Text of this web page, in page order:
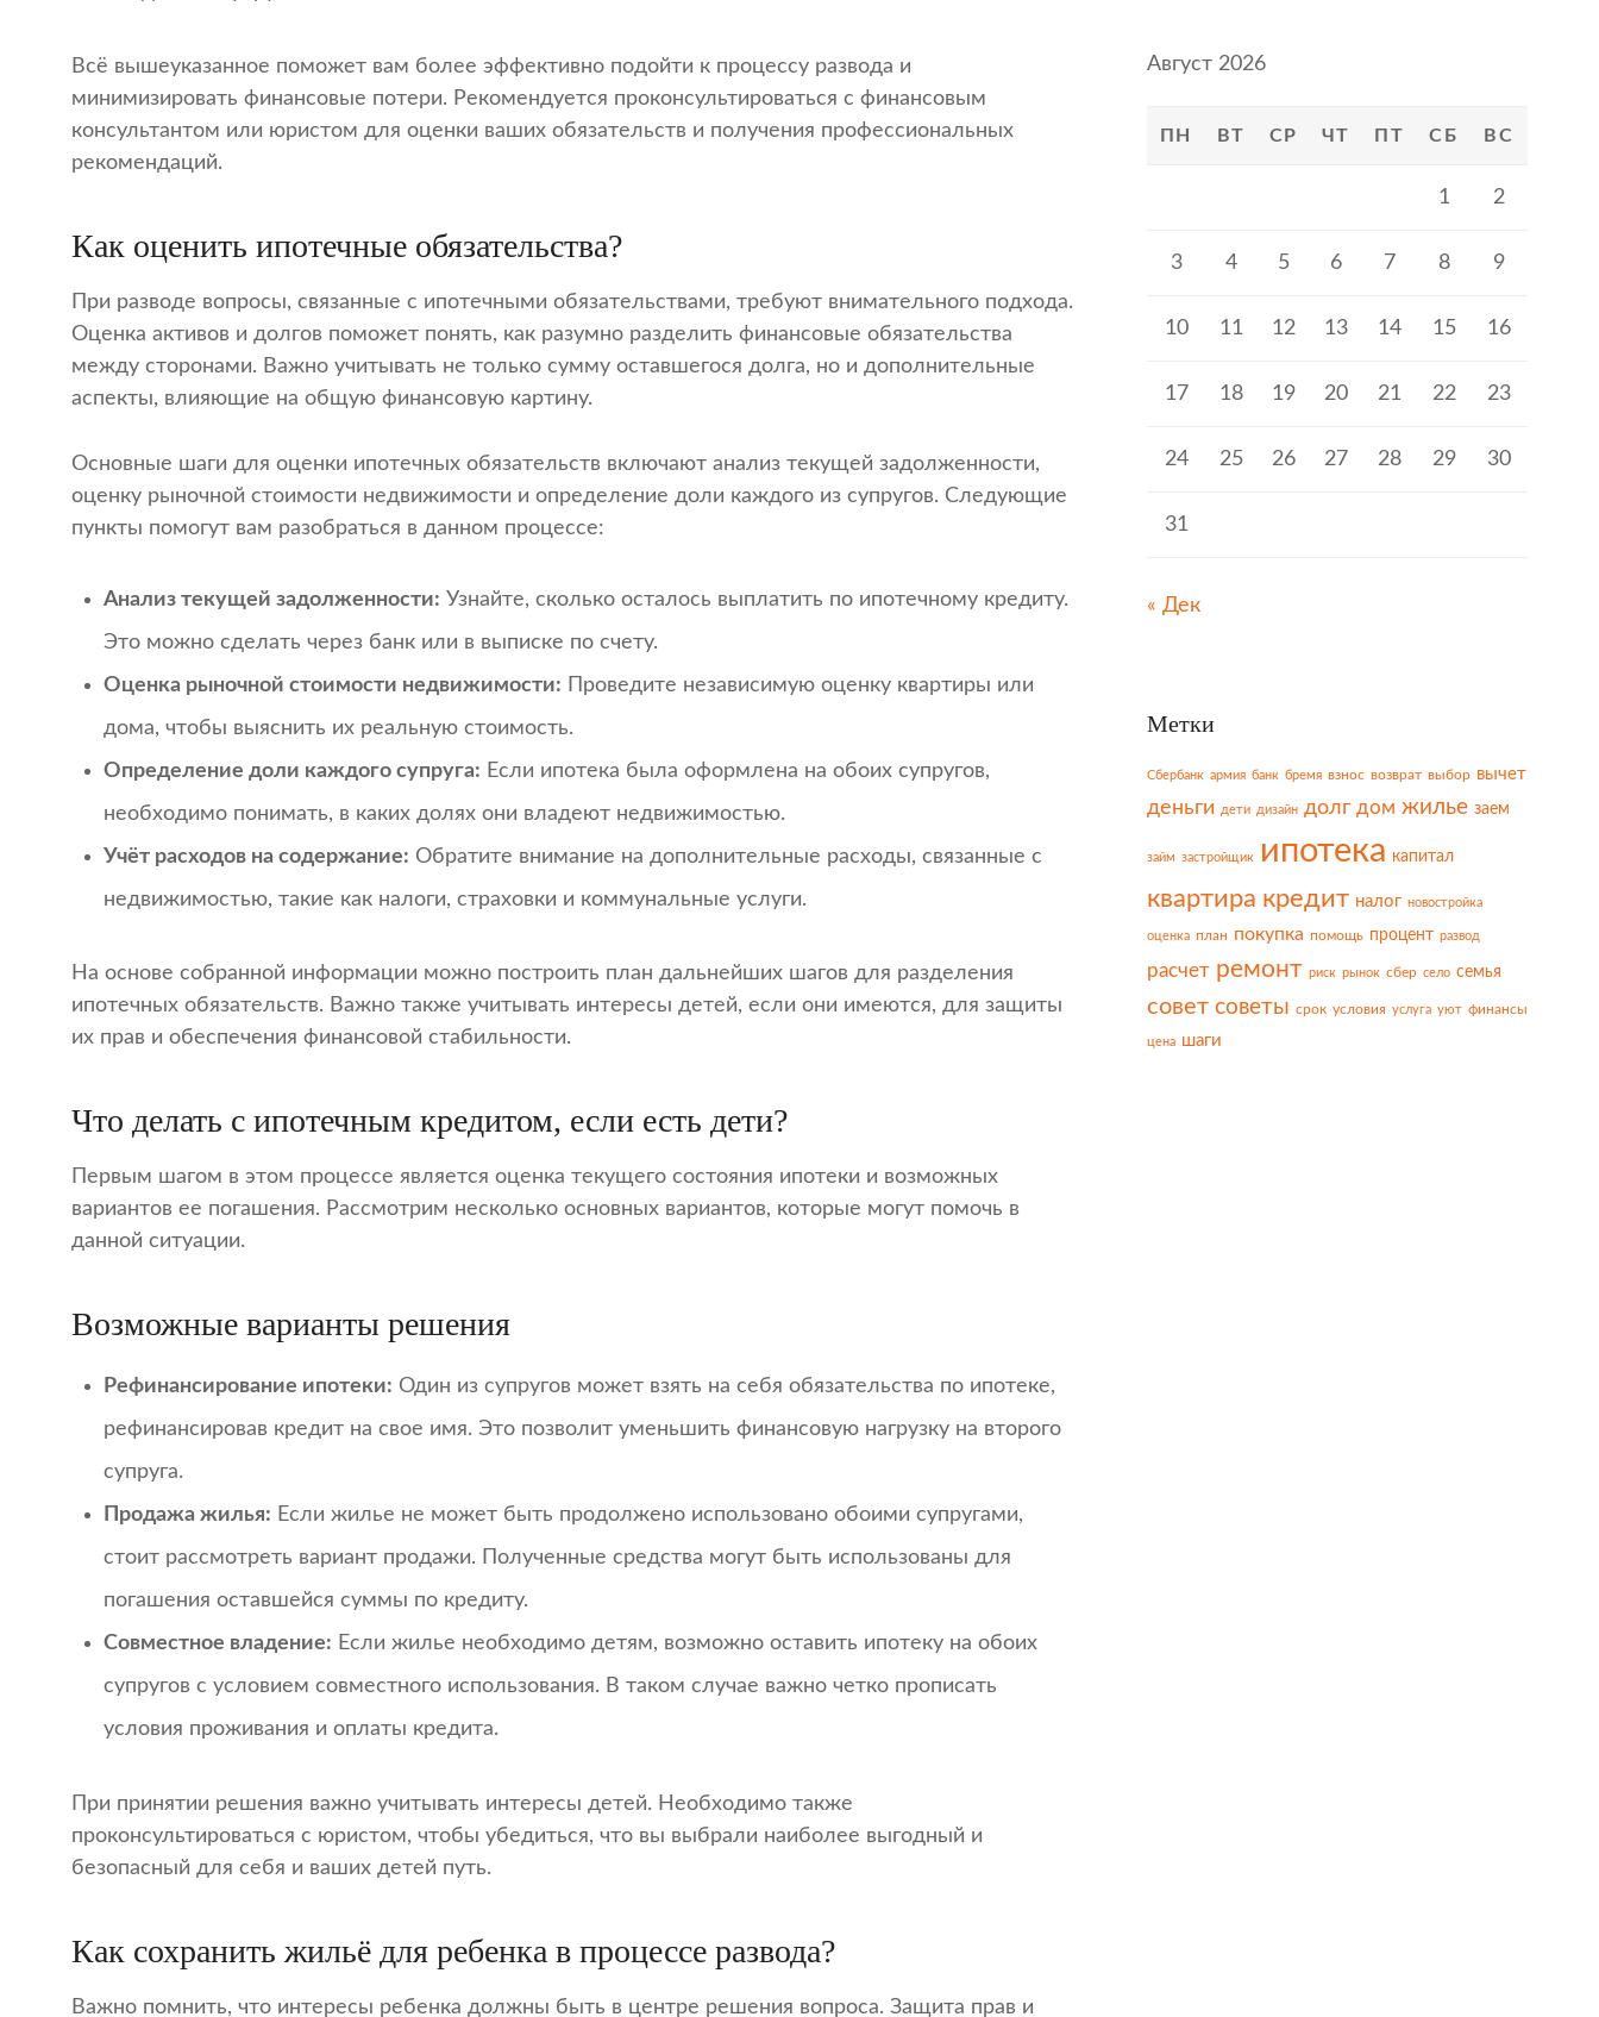
Всё вышеуказанное поможет вам более эффективно подойти к процессу развода и
минимизировать финансовые потери. Рекомендуется проконсультироваться с финансовым
консультантом или юристом для оценки ваших обязательств и получения профессиональных
рекомендаций.
Как оценить ипотечные обязательства?
При разводе вопросы, связанные с ипотечными обязательствами, требуют внимательного подхода.
Оценка активов и долгов поможет понять, как разумно разделить финансовые обязательства
между сторонами. Важно учитывать не только сумму оставшегося долга, но и дополнительные
аспекты, влияющие на общую финансовую картину.
Основные шаги для оценки ипотечных обязательств включают анализ текущей задолженности,
оценку рыночной стоимости недвижимости и определение доли каждого из супругов. Следующие
пункты помогут вам разобраться в данном процессе:
Анализ текущей задолженности: Узнайте, сколько осталось выплатить по ипотечному кредиту.
Это можно сделать через банк или в выписке по счету.
Оценка рыночной стоимости недвижимости: Проведите независимую оценку квартиры или
дома, чтобы выяснить их реальную стоимость.
Определение доли каждого супруга: Если ипотека была оформлена на обоих супругов,
необходимо понимать, в каких долях они владеют недвижимостью.
Учёт расходов на содержание: Обратите внимание на дополнительные расходы, связанные с
недвижимостью, такие как налоги, страховки и коммунальные услуги.
На основе собранной информации можно построить план дальнейших шагов для разделения
ипотечных обязательств. Важно также учитывать интересы детей, если они имеются, для защиты
их прав и обеспечения финансовой стабильности.
Что делать с ипотечным кредитом, если есть дети?
Первым шагом в этом процессе является оценка текущего состояния ипотеки и возможных
вариантов ее погашения. Рассмотрим несколько основных вариантов, которые могут помочь в
данной ситуации.
Возможные варианты решения
Рефинансирование ипотеки: Один из супругов может взять на себя обязательства по ипотеке,
рефинансировав кредит на свое имя. Это позволит уменьшить финансовую нагрузку на второго
супруга.
Продажа жилья: Если жилье не может быть продолжено использовано обоими супругами,
стоит рассмотреть вариант продажи. Полученные средства могут быть использованы для
погашения оставшейся суммы по кредиту.
Совместное владение: Если жилье необходимо детям, возможно оставить ипотеку на обоих
супругов с условием совместного использования. В таком случае важно четко прописать
условия проживания и оплаты кредита.
При принятии решения важно учитывать интересы детей. Необходимо также
проконсультироваться с юристом, чтобы убедиться, что вы выбрали наиболее выгодный и
безопасный для себя и ваших детей путь.
Как сохранить жильё для ребенка в процессе развода?
Важно помнить, что интересы ребенка должны быть в центре решения вопроса. Защита прав и
Август 2026
ПН ВТ СР ЧТ ПТ СБ ВС
1 2
3 4 5 6 7 8 9
10 11 12 13 14 15 16
17 18 19 20 21 22 23
24 25 26 27 28 29 30
31
« Дек
Метки
Сбербанк армия банк бремя взнос возврат выбор вычет
деньги дети дизайн долг дом жилье заем
займ застройщик ипотека капитал
квартира кредит налог новостройка
оценка план покупка помощь процент развод
расчет ремонт риск рынок сбер село семья
совет советы срок условия услуга уют финансы
цена шаги